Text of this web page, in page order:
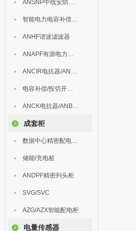
ANSNP中线安防保护器
智能电力电容补偿装置
ANHF谐波滤波器
ANAPF有源电力滤波器
ANCIR电抗器/ANHPD300谐波保护器
电容补偿/投切开关/ARC
ANCK电抗器/ANBSMJ自愈式低压并联电容器
成套柜
数据中心精密配电监控装置
储能/充电桩
ANDPF精密列头柜
SVG/SVC
AZG/AZX智能配电柜
电量传感器